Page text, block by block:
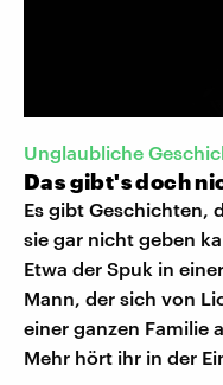
Unglaubliche
Das gibt's doch
Es gibt Geschichten,
sie gar nicht geben
Etwa der Spuk in
Mann, der sich von
einer ganzen Familie
Mehr hört ihr in der